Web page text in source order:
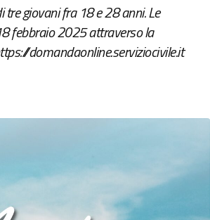
giovani fra 18 e 28 anni. Le
febbraio 2025 attraverso la
domandaonline.serviziocivile.it